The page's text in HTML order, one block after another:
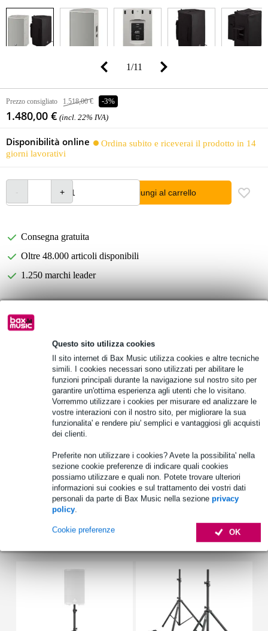
Questo sito utilizza cookies
Il sito internet di Bax Music utilizza cookies e altre tecniche
simili. I cookies necessari sono utilizzati per abilitare le
funzioni principali durante la navigazione sul nostro sito per
garantire un'ottima esperienza agli utenti che lo visitano.
Vorremmo utilizzare i cookies per misurare ed analizzare le
vostre interazioni con il nostro sito, per migliorare la sua
funzionalita' e rendere piu' semplici e vantaggiosi gli acquisti
dei clienti.
Preferite non utilizzare i cookies? Avete la possibilita' nella
sezione cookie preferenze di indicare quali cookies
possiamo utilizzare e quali non. Potete trovare ulteriori
informazioni sui cookies e sul trattamento dei vostri dati
personali da parte di Bax Music nella sezione privacy
policy.
OK
Cookie preferenze
1/11
Prezzo consigliato 1.518,00 € -3%
1.480,00 € (incl. 22% IVA)
Disponibilità online
Ordina subito e riceverai il prodotto in 14
giorni lavorativi
Aggiungi al carrello
Consegna gratuita
Oltre 48.000 articoli disponibili
1.250 marchi leader
Informazioni sul prodotto
Specifiche complete
Vedi anche (3)